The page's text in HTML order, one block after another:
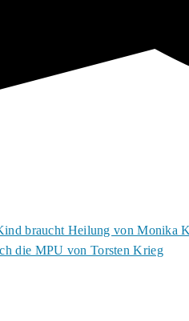
braucht Heilung von Monika
die MPU von Torsten Krieg